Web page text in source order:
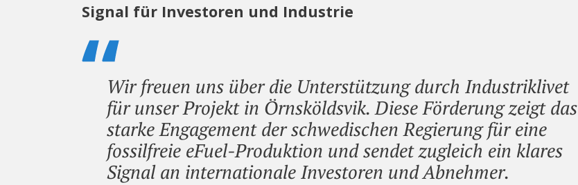
Signal für Investoren und Industrie
Wir freuen uns über die Unterstützung durch Industriklivet
für unser Projekt in Örnsköldsvik. Diese Förderung zeigt das
starke Engagement der schwedischen Regierung für eine
fossilfreie eFuel-Produktion und sendet zugleich ein klares
Signal an internationale Investoren und Abnehmer.